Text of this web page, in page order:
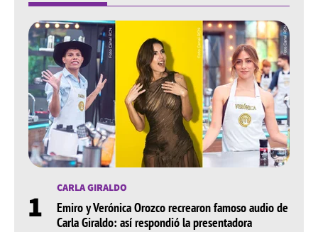
1 CARLA GIRALDO
Emiro y Verónica Orozco recrearon famoso audio de
Carla Giraldo: así respondió la presentadora